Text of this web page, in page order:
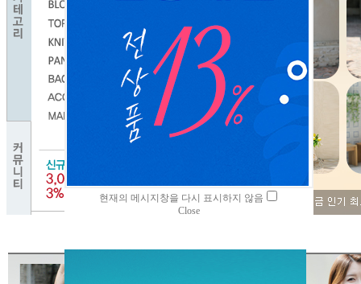
현재의 메시지창을 다시 표시하지 않음
Close